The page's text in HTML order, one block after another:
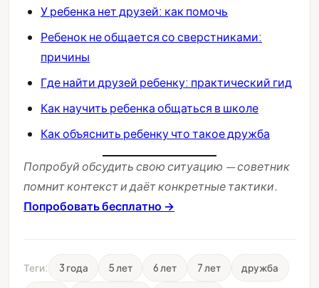
У ребенка нет друзей: как помочь
Ребенок не общается со сверстниками:
причины
Где найти друзей ребенку: практический гид
Как научить ребенка общаться в школе
Как объяснить ребенку что такое дружба
Попробуй обсудить свою ситуацию — советник
помнит контекст и даёт конкретные тактики.
Попробовать бесплатно →
Теги: 3 года 5 лет 6 лет 7 лет дружба